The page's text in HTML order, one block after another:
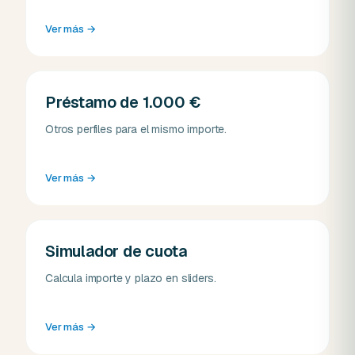
Ver más →
Préstamo de 1.000 €
Otros perfiles para el mismo importe.
Ver más →
Simulador de cuota
Calcula importe y plazo en sliders.
Ver más →